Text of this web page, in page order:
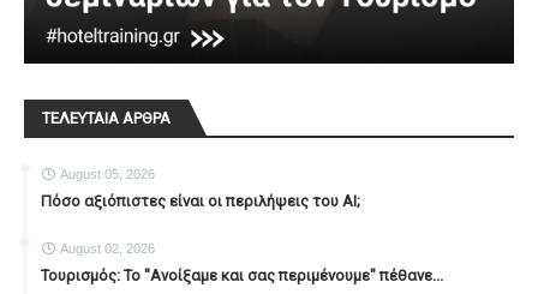
ΤΕΛΕΥΤΑΙΑ ΑΡΘΡΑ
August 05, 2026
Πόσο αξιόπιστες είναι οι περιλήψεις του ΑΙ;
August 02, 2026
Τουρισμός: Το "Ανοίξαμε και σας περιμένουμε" πέθανε...